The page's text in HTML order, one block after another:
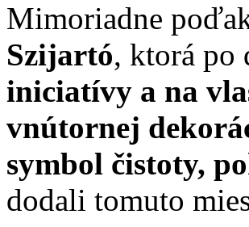
Mimoriadne
Szijartó, ktorá po
iniciatívy a na
vnútornej
symbol čistoty,
dodali tomuto